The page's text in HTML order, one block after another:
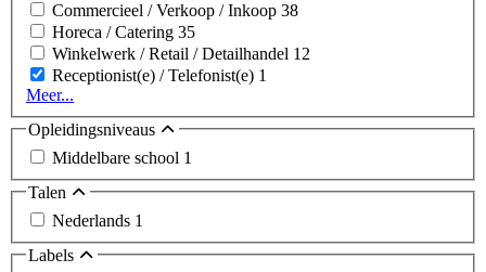
Commercieel / Verkoop / Inkoop 38
Horeca / Catering 35
Winkelwerk / Retail / Detailhandel 12
Receptionist(e) / Telefonist(e) 1
Meer...
Opleidingsniveaus
Middelbare school 1
Talen
Nederlands 1
Labels